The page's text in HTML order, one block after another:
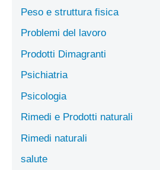
Peso e struttura fisica
Problemi del lavoro
Prodotti Dimagranti
Psichiatria
Psicologia
Rimedi e Prodotti naturali
Rimedi naturali
salute